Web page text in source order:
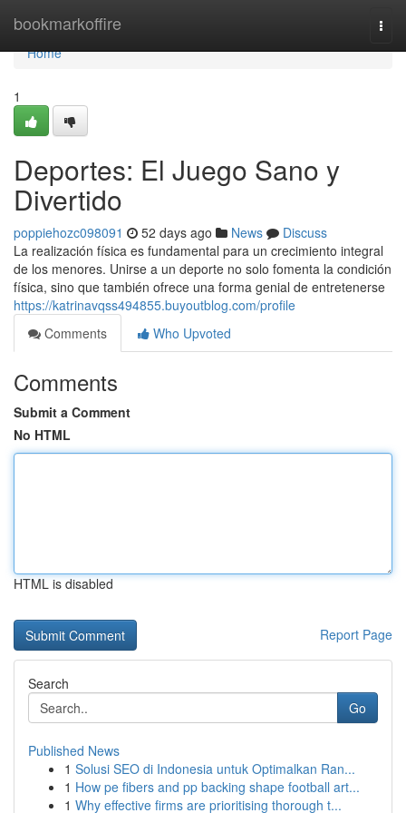
bookmarkoffire
Home
Home
1
Deportes: El Juego Sano y
Divertido
poppiehozc098091 52 days ago News
Discuss
La realización física es fundamental para un crecimiento integral
de los menores. Unirse a un deporte no solo fomenta la condición
física, sino que también ofrece una forma genial de entretenerse
https://katrinavqss494855.buyoutblog.com/profile
Comments
Who Upvoted
Comments
Submit a Comment
No HTML
HTML is disabled
Report Page
Search
Go
Published News
1 Solusi SEO di Indonesia untuk Optimalkan Ran...
1 How pe fibers and pp backing shape football art...
1 Why effective firms are prioritising thorough t...